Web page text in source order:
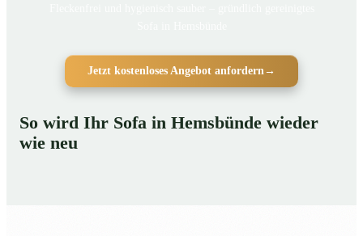
Jetzt kostenloses Angebot anfordern →
So wird Ihr Sofa in Hemsbünde wieder
wie neu